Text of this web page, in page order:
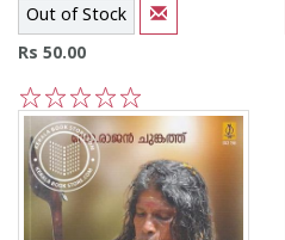
Out of Stock
Rs 50.00
5
4
3
2
1